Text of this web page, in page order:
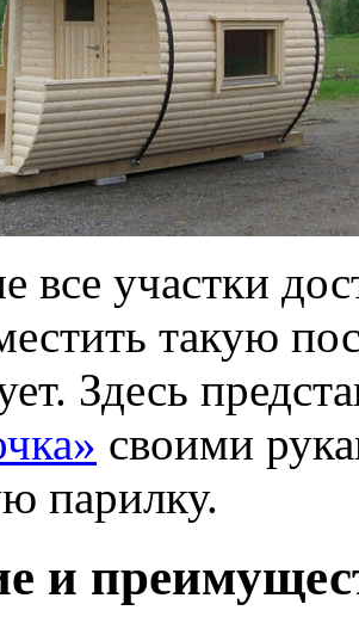
все участки
такую
Здесь
своими
парилку.
и